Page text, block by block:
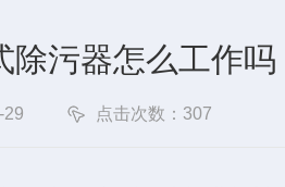
除污器怎么工作吗
29 点击次数：307